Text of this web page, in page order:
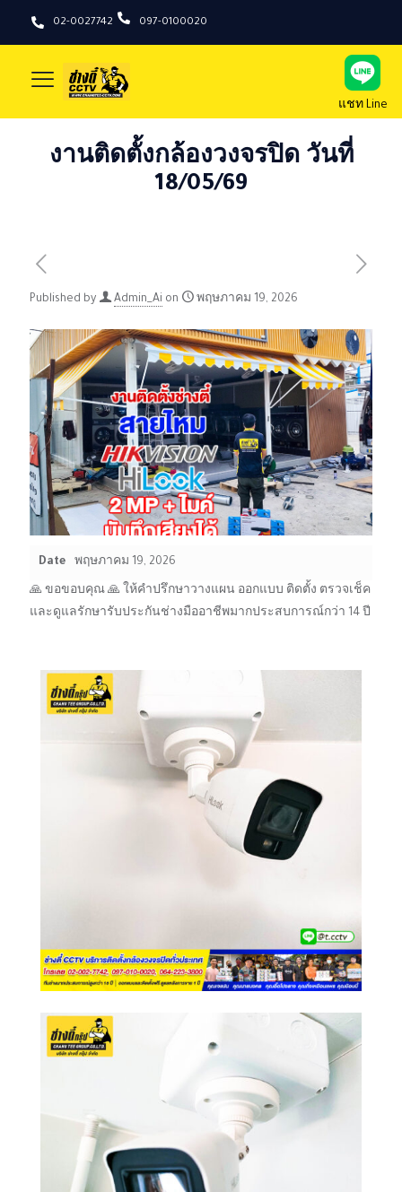
02-0027742 097-0100020
แชท Line
งานติดตั้งกล้องวงจรปิด วันที่
18/05/69
Published by Admin_Ai on พฤษภาคม 19, 2026
Date พฤษภาคม 19, 2026
🙏 ขอขอบคุณ 🙏 ให้คำปรึกษาวางแผน ออกแบบ ติดตั้ง ตรวจเช็ค
และดูแลรักษารับประกันช่างมืออาชีพมากประสบการณ์กว่า 14 ปี